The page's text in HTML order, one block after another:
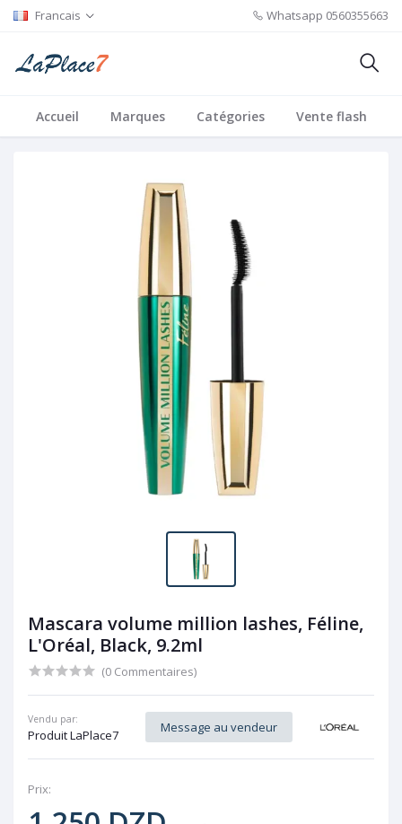
Francais Whatsapp 0560355663
Accueil Marques Catégories Vente flash
Mascara volume million lashes, Féline,
L'Oréal, Black, 9.2ml
(0 Commentaires)
Vendu par:
Produit LaPlace7
Message au vendeur
Prix: